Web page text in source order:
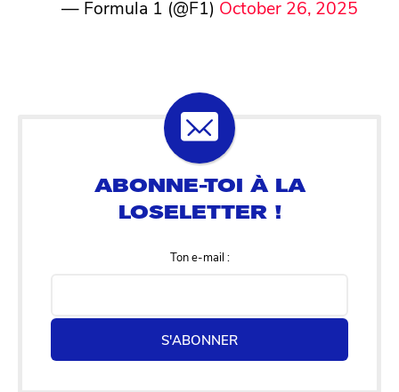
— Formula 1 (@F1) October 26, 2025
Ton e-mail :
S'ABONNER